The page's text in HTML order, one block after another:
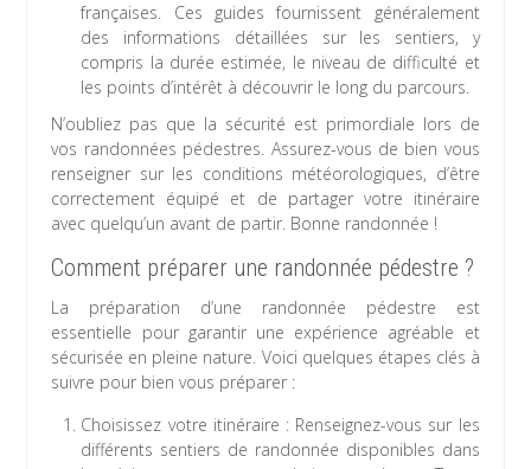
françaises. Ces guides fournissent généralement
des informations détaillées sur les sentiers, y
compris la durée estimée, le niveau de difficulté et
les points d’intérêt à découvrir le long du parcours.
N’oubliez pas que la sécurité est primordiale lors de
vos randonnées pédestres. Assurez-vous de bien vous
renseigner sur les conditions météorologiques, d’être
correctement équipé et de partager votre itinéraire
avec quelqu’un avant de partir. Bonne randonnée !
Comment préparer une randonnée pédestre ?
La préparation d’une randonnée pédestre est
essentielle pour garantir une expérience agréable et
sécurisée en pleine nature. Voici quelques étapes clés à
suivre pour bien vous préparer :
Choisissez votre itinéraire : Renseignez-vous sur les
différents sentiers de randonnée disponibles dans